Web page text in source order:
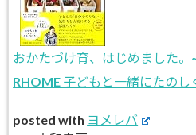
おかたづけ育、はじめました。
RHOME 子どもと一緒にたのし
posted with ヨメレバ